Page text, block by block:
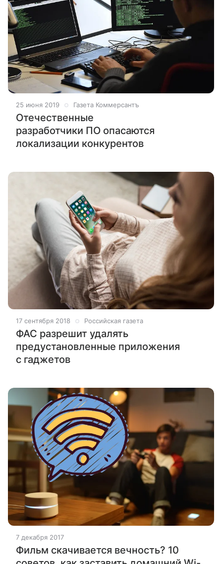
25 июня 2019 Газета Коммерсантъ
Отечественные
разработчики ПО опасаются
локализации конкурентов
17 сентября 2018 Российская газета
ФАС разрешит удалять
предустановленные приложения
с гаджетов
7 декабря 2017
Фильм скачивается вечность? 10